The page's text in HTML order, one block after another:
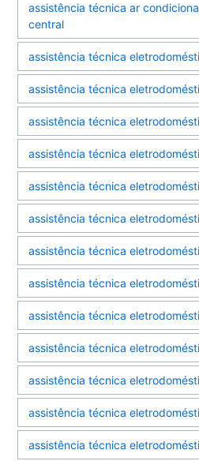
assistência técnica ar
central
assistência técnica
assistência técnica
assistência técnica
assistência técnica
assistência técnica
assistência técnica
assistência técnica
assistência técnica
assistência técnica
assistência técnica
assistência técnica
assistência técnica
assistência técnica